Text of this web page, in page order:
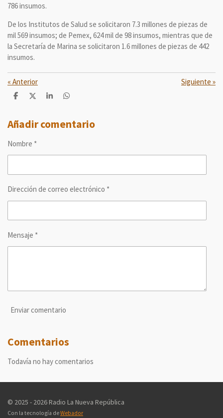
786 insumos.
De los Institutos de Salud se solicitaron 7.3 millones de piezas de
mil 569 insumos; de Pemex, 624 mil de 98 insumos, mientras que de
la Secretaría de Marina se solicitaron 1.6 millones de piezas de 442
insumos.
« Anterior Siguiente »
C
p
a
t
C
p
a
C
p
a
C
p
a
Añadir comentario
Nombre *
Dirección de correo electrónico *
Mensaje *
Enviar comentario
Comentarios
Todavía no hay comentarios
© 2025 - 2026 Radio La Nueva República
Con la tecnología deWebador